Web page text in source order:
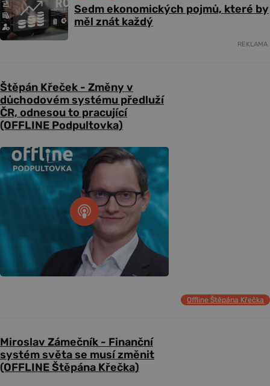
Sedm ekonomických pojmů, které by
měl znát každý
REKLAMA
Štěpán Křeček - Změny v
důchodovém systému předluží
ČR, odnesou to pracující
(OFFLINE Podpultovka)
Offline Štěpána Křečka
Miroslav Zámečník - Finanční
systém světa se musí změnit
(OFFLINE Štěpána Křečka)